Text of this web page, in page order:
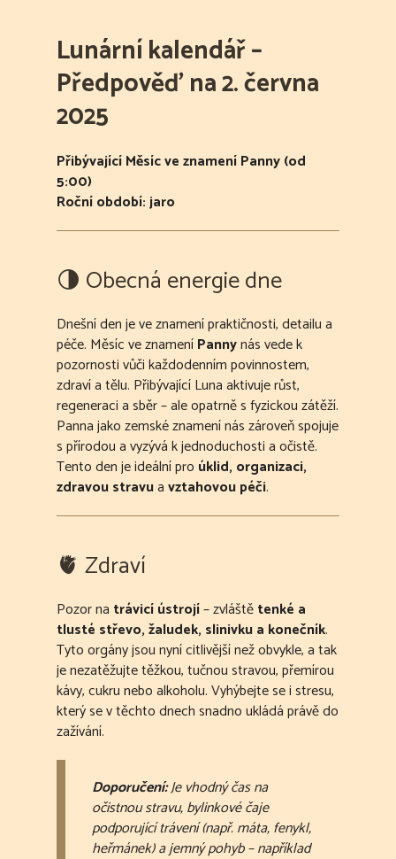
Lunární kalendář –
Předpověď na 2. června
2025
Přibývající Měsíc ve znamení Panny (od
5:00)
Roční období: jaro
🌗 Obecná energie dne
Dnešní den je ve znamení praktičnosti, detailu a
péče. Měsíc ve znameníPannynás vede k
pozornosti vůči každodenním povinnostem,
zdraví a tělu. Přibývající Luna aktivuje růst,
regeneraci a sběr – ale opatrně s fyzickou zátěží.
Panna jako zemské znamení nás zároveň spojuje
s přírodou a vyzývá k jednoduchosti a očistě.
Tento den je ideální pro úklid, organizaci,
zdravou stravuavztahovou péči.
🫀 Zdraví
Pozor na trávicí ústrojí– zvláštětenké a
tlusté střevo, žaludek, slinivku a konečník.
Tyto orgány jsou nyní citlivější než obvykle, a tak
je nezatěžujte těžkou, tučnou stravou, přemírou
kávy, cukru nebo alkoholu. Vyhýbejte se i stresu,
který se v těchto dnech snadno ukládá právě do
zažívání.
Doporučení:Je vhodný čas na
očistnou stravu, bylinkové čaje
podporující trávení (např. máta, fenykl,
heřmánek) a jemný pohyb – například